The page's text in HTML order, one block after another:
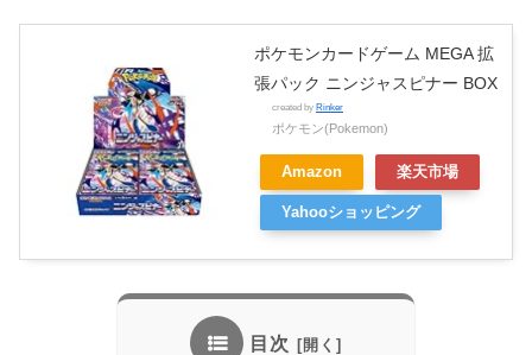
ポケモンカードゲーム MEGA 拡
張パック ニンジャスピナー BOX
created by Rinker
ポケモン(Pokemon)
Amazon 楽天市場
Yahooショッピング
目次